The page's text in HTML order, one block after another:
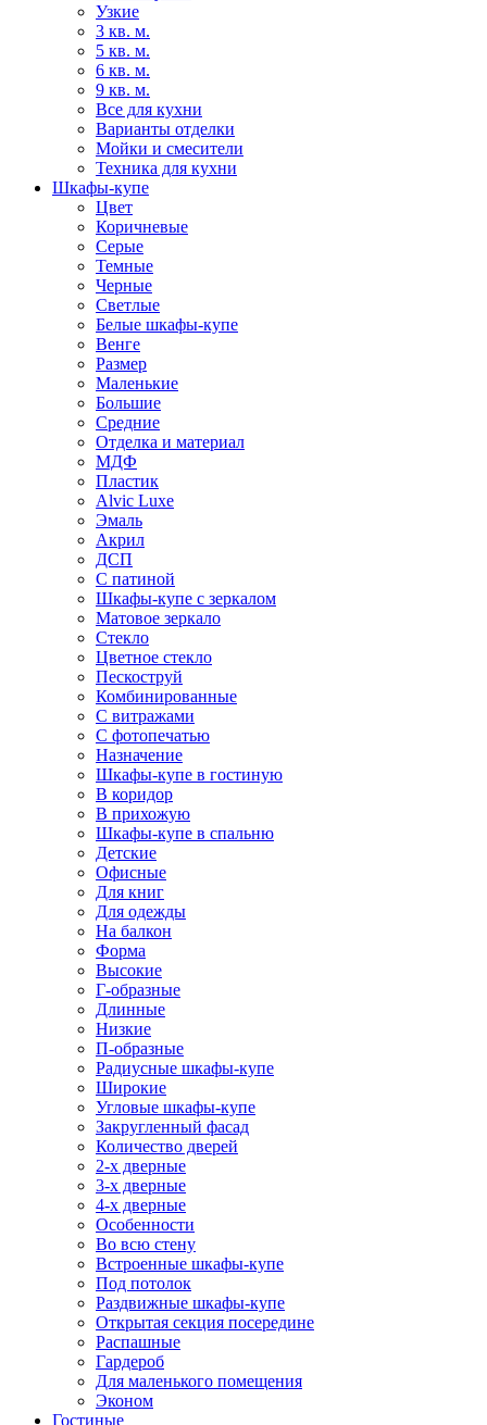
Узкие
3 кв. м.
5 кв. м.
6 кв. м.
9 кв. м.
Все для кухни
Варианты отделки
Мойки и смесители
Техника для кухни
Шкафы-купе
Цвет
Коричневые
Серые
Темные
Черные
Светлые
Белые шкафы-купе
Венге
Размер
Маленькие
Большие
Средние
Отделка и материал
МДФ
Пластик
Alvic Luxe
Эмаль
Акрил
ДСП
С патиной
Шкафы-купе с зеркалом
Матовое зеркало
Стекло
Цветное стекло
Пескоструй
Комбинированные
С витражами
С фотопечатью
Назначение
Шкафы-купе в гостиную
В коридор
В прихожую
Шкафы-купе в спальню
Детские
Офисные
Для книг
Для одежды
На балкон
Форма
Высокие
Г-образные
Длинные
Низкие
П-образные
Радиусные шкафы-купе
Широкие
Угловые шкафы-купе
Закругленный фасад
Количество дверей
2-х дверные
3-х дверные
4-х дверные
Особенности
Во всю стену
Встроенные шкафы-купе
Под потолок
Раздвижные шкафы-купе
Открытая секция посередине
Распашные
Гардероб
Для маленького помещения
Эконом
Гостиные